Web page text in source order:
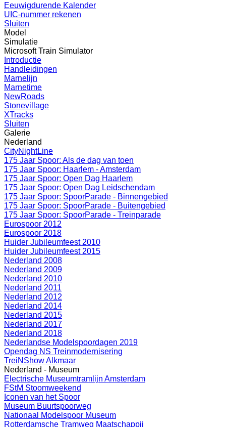
Eeuwigdurende Kalender
UIC-nummer rekenen
Sluiten
Model
Simulatie
Microsoft Train Simulator
Introductie
Handleidingen
Marnelijn
Marnetime
NewRoads
Stonevillage
XTracks
Sluiten
Galerie
Nederland
CityNightLine
175 Jaar Spoor: Als de dag van toen
175 Jaar Spoor: Haarlem - Amsterdam
175 Jaar Spoor: Open Dag Haarlem
175 Jaar Spoor: Open Dag Leidschendam
175 Jaar Spoor: SpoorParade - Binnengebied
175 Jaar Spoor: SpoorParade - Buitengebied
175 Jaar Spoor: SpoorParade - Treinparade
Eurospoor 2012
Eurospoor 2018
Huider Jubileumfeest 2010
Huider Jubileumfeest 2015
Nederland 2008
Nederland 2009
Nederland 2010
Nederland 2011
Nederland 2012
Nederland 2014
Nederland 2015
Nederland 2017
Nederland 2018
Nederlandse Modelspoordagen 2019
Opendag NS Treinmodernisering
TreiNShow Alkmaar
Nederland - Museum
Electrische Museumtramlijn Amsterdam
FStM Stoomweekend
Iconen van het Spoor
Museum Buurtspoorweg
Nationaal Modelspoor Museum
Rotterdamsche Tramweg Maatschappij